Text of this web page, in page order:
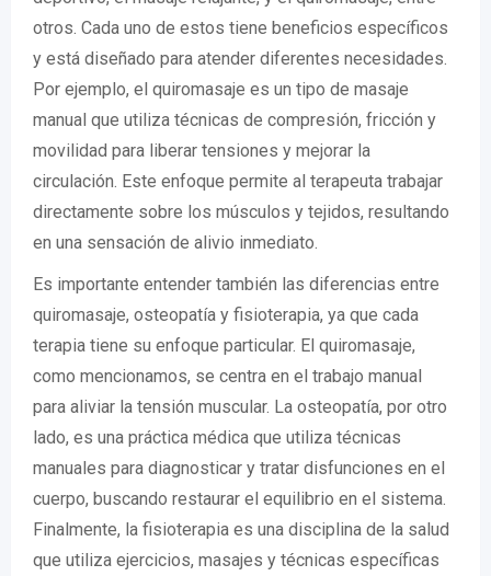
otros. Cada uno de estos tiene beneficios específicos
y está diseñado para atender diferentes necesidades.
Por ejemplo, el quiromasaje es un tipo de masaje
manual que utiliza técnicas de compresión, fricción y
movilidad para liberar tensiones y mejorar la
circulación. Este enfoque permite al terapeuta trabajar
directamente sobre los músculos y tejidos, resultando
en una sensación de alivio inmediato.
Es importante entender también las diferencias entre
quiromasaje, osteopatía y fisioterapia, ya que cada
terapia tiene su enfoque particular. El quiromasaje,
como mencionamos, se centra en el trabajo manual
para aliviar la tensión muscular. La osteopatía, por otro
lado, es una práctica médica que utiliza técnicas
manuales para diagnosticar y tratar disfunciones en el
cuerpo, buscando restaurar el equilibrio en el sistema.
Finalmente, la fisioterapia es una disciplina de la salud
que utiliza ejercicios, masajes y técnicas específicas